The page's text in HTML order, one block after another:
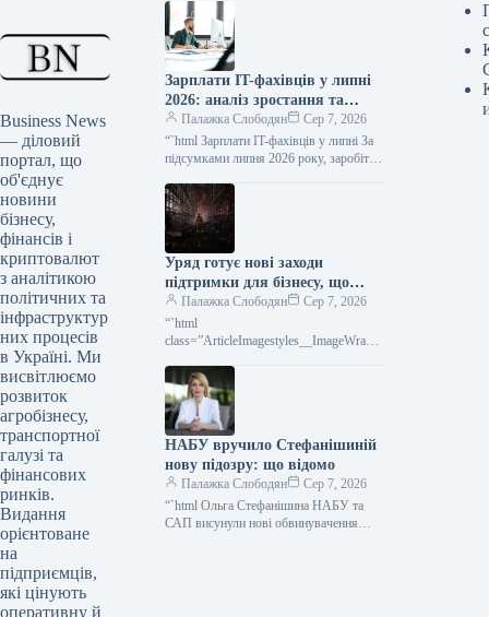
Business News
— діловий
портал, що
об'єднує
новини
бізнесу,
фінансів і
криптовалют
з аналітикою
політичних та
інфраструктур
них процесів
в Україні. Ми
висвітлюємо
розвиток
агробізнесу,
транспортної
галузі та
фінансових
ринків.
Видання
орієнтоване
на
підприємців,
які цінують
оперативну й
Зарплати IT-фахівців у липні
2026: аналіз зростання та
спаду доходів
Палажка Слободян
Сер 7, 2026
“`html Зарплати IT-фахівців у липні За
підсумками липня 2026 року, заробітна
досвідом понад 7 років…
Уряд готує нові заходи
підтримки для бізнесу, що
постраждав від обстрілів
Палажка Слободян
Сер 7, 2026
“`html
class=”ArticleImagestyles__ImageWrappe
завдала чергового масованого удару по
Києву та Київській областіУряд
України розробляє
НАБУ вручило Стефанішиній
нову підозру: що відомо
Палажка Слободян
Сер 7, 2026
“`html Ольга Стефанішина НАБУ та
САП висунули нові обвинувачення